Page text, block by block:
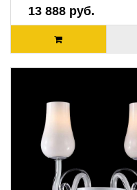
13 888 руб.